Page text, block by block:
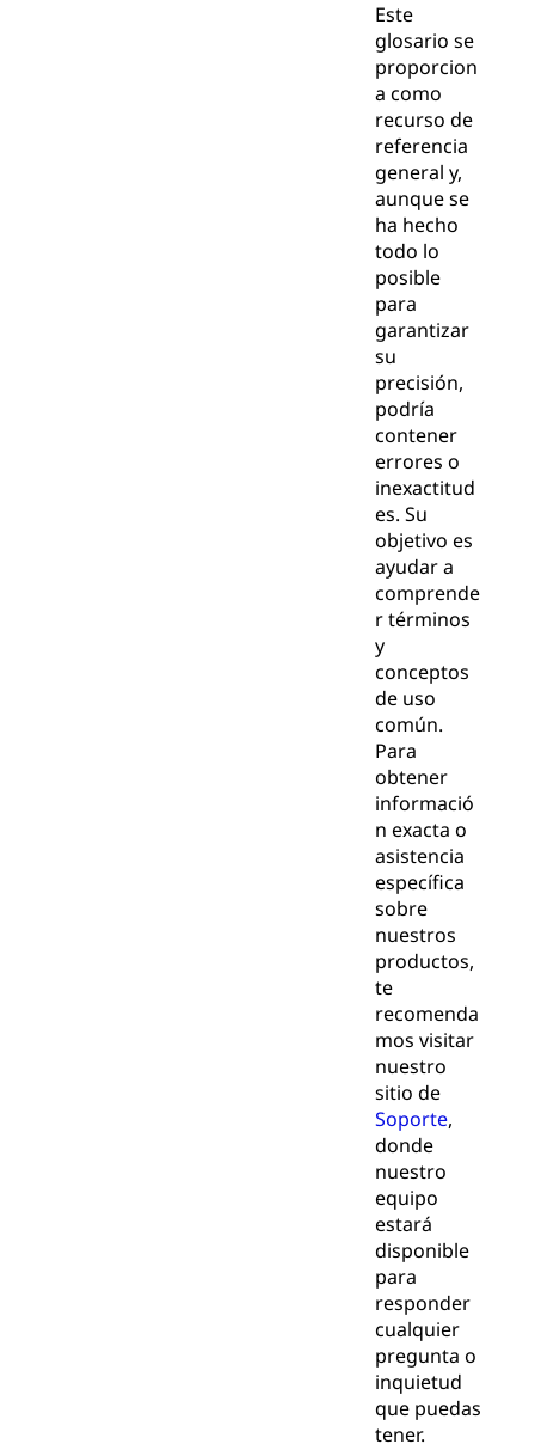
Este
glosario se
proporcion
a como
recurso de
referencia
general y,
aunque se
ha hecho
todo lo
posible
para
garantizar
su
precisión,
podría
contener
errores o
inexactitud
es. Su
objetivo es
ayudar a
comprende
r términos
y
conceptos
de uso
común.
Para
obtener
informació
n exacta o
asistencia
específica
sobre
nuestros
productos,
te
recomenda
mos visitar
nuestro
sitio de
Soporte,
donde
nuestro
equipo
estará
disponible
para
responder
cualquier
pregunta o
inquietud
que puedas
tener.